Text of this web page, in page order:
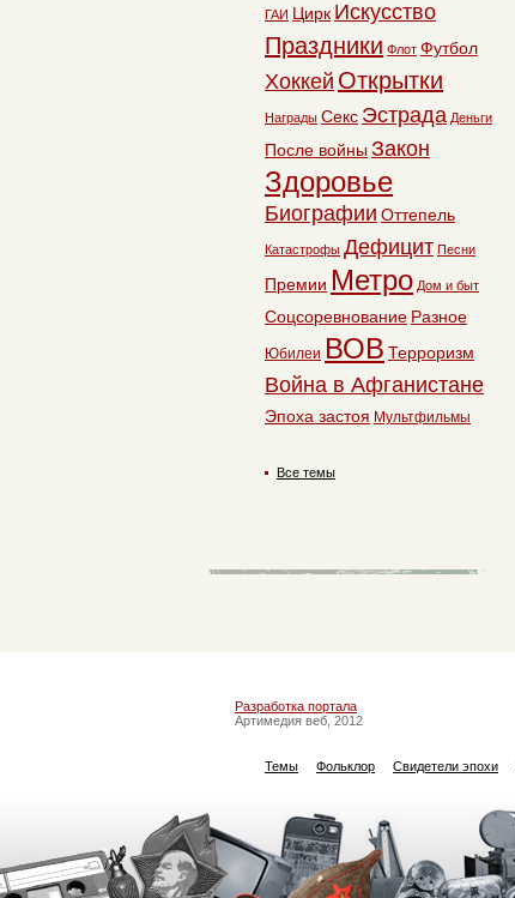
ГАИ Цирк Искусство
Праздники Флот Футбол
Хоккей Открытки
Награды Секс Эстрада Деньги
После войны Закон
Здоровье
Биографии Оттепель
Катастрофы Дефицит Песни
Премии Метро Дом и быт
Соцсоревнование Разное
Юбилеи ВОВ Терроризм
Война в Афганистане
Эпоха застоя Мультфильмы
Все темы
Разработка портала
Артимедия веб, 2012
Темы Фольклор Свидетели эпохи